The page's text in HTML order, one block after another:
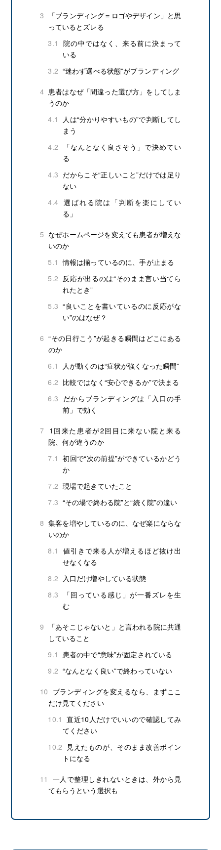
3
「ブランディング＝ロゴやデザイン」と思
っているとズレる
3.1
院の中ではなく、来る前に決まって
いる
3.2 “迷わず選べる状態”がブランディング
4 患者はなぜ「間違った選び方」をしてしま
うのか
4.1
人は“分かりやすいもの”で判断してし
まう
4.2
「なんとなく良さそう」で決めてい
る
4.3 だからこそ“正しいこと”だけでは足り
ない
4.4 選ばれる院は「判断を楽にしてい
る」
5 なぜホームページを変えても患者が増えな
いのか
5.1 情報は揃っているのに、手が止まる
5.2 反応が出るのは“そのまま言い当てら
れたとき”
5.3 “良いことを書いているのに反応がな
い”のはなぜ？
6 “その日行こう”が起きる瞬間はどこにある
のか
6.1
人が動くのは“症状が強くなった瞬間”
6.2 比較ではなく“安心できるか”で決まる
6.3 だからブランディングは「入口の手
前」で効く
7
1回来た患者が2回目に来ない院と来る
院、何が違うのか
7.1
初回で“次の前提”ができているかどう
か
7.2 現場で起きていたこと
7.3 “その場で終わる院”と“続く院”の違い
8 集客を増やしているのに、なぜ楽にならな
いのか
8.1
値引きで来る人が増えるほど抜け出
せなくなる
8.2 入口だけ増やしている状態
8.3
「回っている感じ」が一番ズレを生
む
9
「あそこじゃないと」と言われる院に共通
していること
9.1 患者の中で“意味”が固定されている
9.2 “なんとなく良い”で終わっていない
10 ブランディングを変えるなら、まずここ
だけ見てください
10.1
直近10人だけでいいので確認してみ
てください
10.2
見えたものが、そのまま改善ポイン
トになる
11
一人で整理しきれないときは、外から見
てもらうという選択も